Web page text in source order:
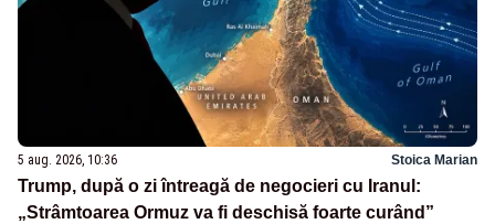
5 aug. 2026, 10:36 Stoica Marian
Trump, după o zi întreagă de negocieri cu Iranul:
„Strâmtoarea Ormuz va fi deschisă foarte curând”